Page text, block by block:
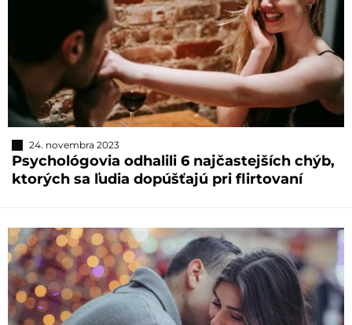
24. novembra 2023
Psychológovia odhalili 6 najčastejších chýb,
ktorých sa ľudia dopúšťajú pri flirtovaní